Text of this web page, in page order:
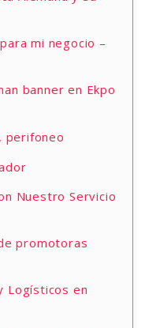
mi negocio –
banner en Ekpo
perifoneo
Nuestro Servicio
promotoras
Logísticos en